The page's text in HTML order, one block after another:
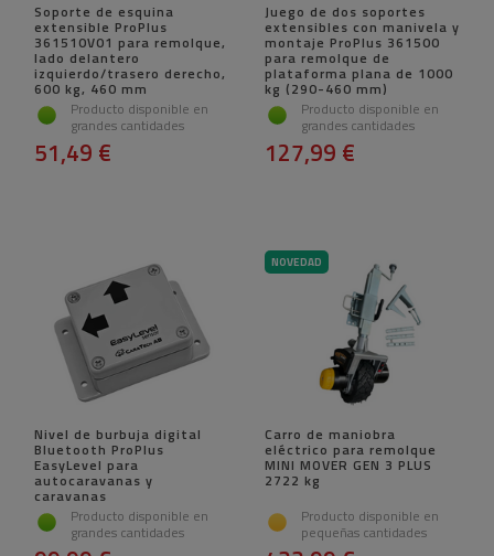
Soporte de esquina
extensible ProPlus
361510V01 para remolque,
lado delantero
izquierdo/trasero derecho,
600 kg, 460 mm
Producto disponible en
grandes cantidades
51,49 €
Juego de dos soportes
extensibles con manivela y
montaje ProPlus 361500
para remolque de
plataforma plana de 1000
kg (290-460 mm)
Producto disponible en
grandes cantidades
127,99 €
Nivel de burbuja digital
Bluetooth ProPlus
EasyLevel para
autocaravanas y
caravanas
Producto disponible en
grandes cantidades
NOVEDAD
Carro de maniobra
eléctrico para remolque
MINI MOVER GEN 3 PLUS
2722 kg
Producto disponible en
pequeñas cantidades